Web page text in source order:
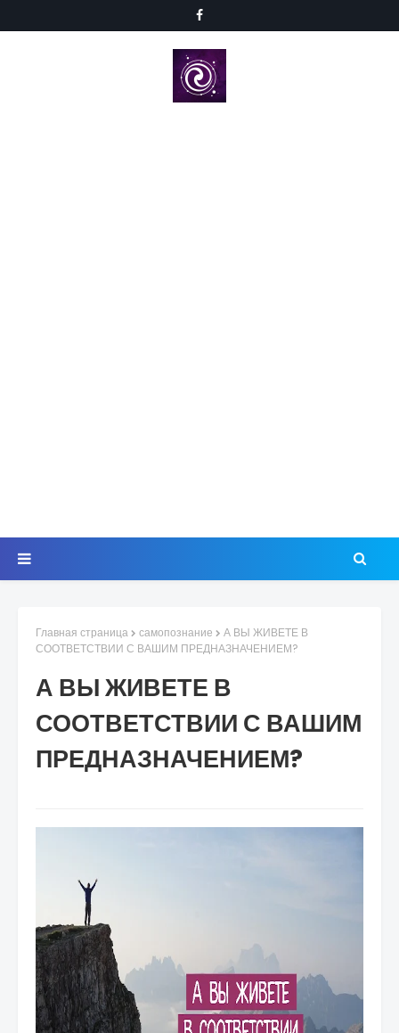
Главная страница самопознание
А ВЫ ЖИВЕТЕ В
СООТВЕТСТВИИ С ВАШИМ ПРЕДНАЗНАЧЕНИЕМ?
А ВЫ ЖИВЕТЕ В
СООТВЕТСТВИИ С ВАШИМ
ПРЕДНАЗНАЧЕНИЕМ?